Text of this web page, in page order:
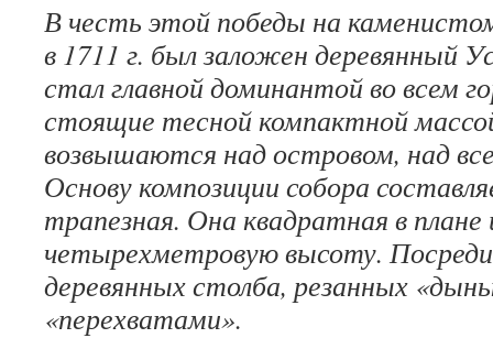
В честь этой победы на
в 1711 г. был заложен деревянный
стал главной доминантой во всем
стоящие тесной компактной
возвышаются над островом, над
Основу композиции собора
трапезная. Она квадратная в
четырехметровую высоту.
деревянных столба, резанных
«перехватами».